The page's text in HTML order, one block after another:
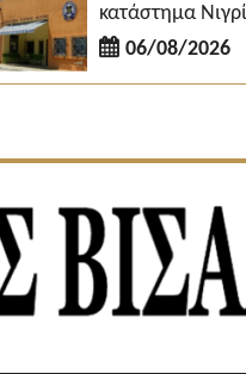
κατάστημα Νιγρίτας
06/08/2026